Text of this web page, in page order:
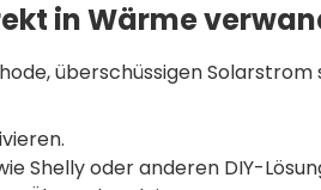
in Wärme
überschüssigen Solarstrom
Shelly oder anderen DIY-